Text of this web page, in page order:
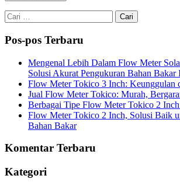
Cari
untuk:
Pos-pos Terbaru
Mengenal Lebih Dalam Flow Meter
Solusi Akurat Pengukuran Bahan Bakar
Flow Meter Tokico 3 Inch: Keunggulan
Jual Flow Meter Tokico: Murah,
Berbagai Tipe Flow Meter Tokico 2 Inch
Flow Meter Tokico 2 Inch, Solusi Baik
Bahan Bakar
Komentar Terbaru
Kategori